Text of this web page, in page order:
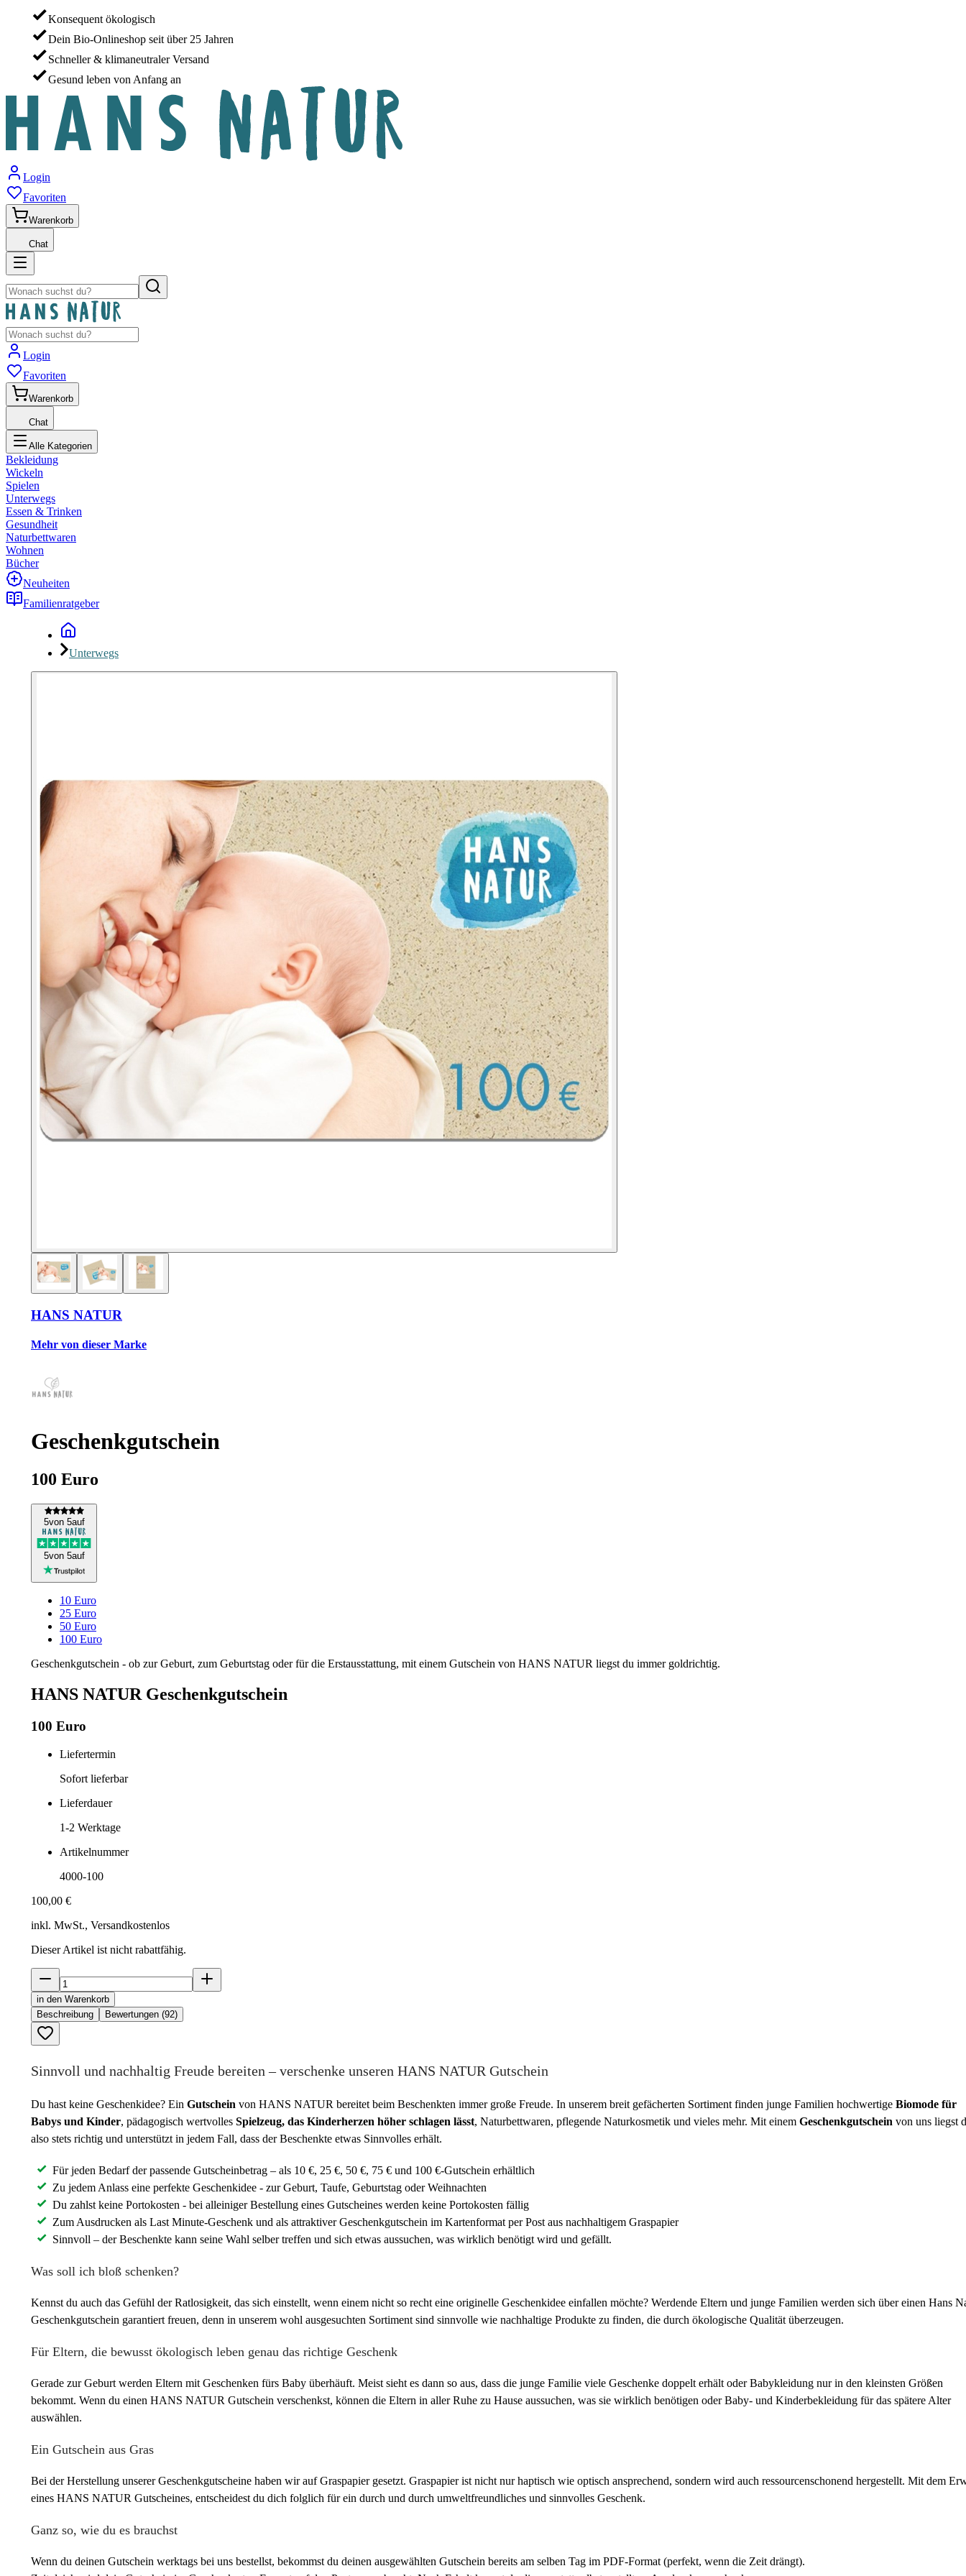
Konsequent ökologisch
Dein Bio-Onlineshop seit über 25 Jahren
Schneller & klimaneutraler Versand
Gesund leben von Anfang an
Login
Favoriten
Warenkorb
Chat
Login
Favoriten
Warenkorb
Chat
Alle Kategorien
Bekleidung
Wickeln
Spielen
Unterwegs
Essen & Trinken
Gesundheit
Naturbettwaren
Wohnen
Bücher
Neuheiten
Familienratgeber
Unterwegs
HANS NATUR
Mehr von dieser Marke
Geschenkgutschein
100 Euro
5von 5auf
5von 5auf
10 Euro
25 Euro
50 Euro
100 Euro
Geschenkgutschein - ob zur Geburt, zum Geburtstag oder für die Erstausstattung, mit einem Gutschein von HANS NATUR liegst du immer goldrichtig.
HANS NATUR Geschenkgutschein
100 Euro
Liefertermin
Sofort lieferbar
Lieferdauer
1-2 Werktage
Artikelnummer
4000-100
100,00 €
inkl. MwSt., Versandkostenlos
Dieser Artikel ist nicht rabattfähig.
in den Warenkorb
Beschreibung
Bewertungen (92)
Sinnvoll und nachhaltig Freude bereiten – verschenke unseren HANS NATUR Gutschein
Du hast keine Geschenkidee? Ein Gutschein von HANS NATUR bereitet beim Beschenkten immer große Freude. In unserem breit gefächerten Sortiment finden junge Familien hochwertige Biomode für
Babys und Kinder, pädagogisch wertvolles Spielzeug, das Kinderherzen höher schlagen lässt, Naturbettwaren, pflegende Naturkosmetik und vieles mehr. Mit einem Geschenkgutschein von uns liegst
also stets richtig und unterstützt in jedem Fall, dass der Beschenkte etwas Sinnvolles erhält.
Für jeden Bedarf der passende Gutscheinbetrag – als 10 €, 25 €, 50 €, 75 € und 100 €-Gutschein erhältlich
Zu jedem Anlass eine perfekte Geschenkidee - zur Geburt, Taufe, Geburtstag oder Weihnachten
Du zahlst keine Portokosten - bei alleiniger Bestellung eines Gutscheines werden keine Portokosten fällig
Zum Ausdrucken als Last Minute-Geschenk und als attraktiver Geschenkgutschein im Kartenformat per Post aus nachhaltigem Graspapier
Sinnvoll – der Beschenkte kann seine Wahl selber treffen und sich etwas aussuchen, was wirklich benötigt wird und gefällt.
Was soll ich bloß schenken?
Kennst du auch das Gefühl der Ratlosigkeit, das sich einstellt, wenn einem nicht so recht eine originelle Geschenkidee einfallen möchte? Werdende Eltern und junge Familien werden sich über einen Hans
Geschenkgutschein garantiert freuen, denn in unserem wohl ausgesuchten Sortiment sind sinnvolle wie nachhaltige Produkte zu finden, die durch ökologische Qualität überzeugen.
Für Eltern, die bewusst ökologisch leben genau das richtige Geschenk
Gerade zur Geburt werden Eltern mit Geschenken fürs Baby überhäuft. Meist sieht es dann so aus, dass die junge Familie viele Geschenke doppelt erhält oder Babykleidung nur in den kleinsten Größen
bekommt. Wenn du einen HANS NATUR Gutschein verschenkst, können die Eltern in aller Ruhe zu Hause aussuchen, was sie wirklich benötigen oder Baby- und Kinderbekleidung für das spätere Alter
auswählen.
Ein Gutschein aus Gras
Bei der Herstellung unserer Geschenkgutscheine haben wir auf Graspapier gesetzt. Graspapier ist nicht nur haptisch wie optisch ansprechend, sondern wird auch ressourcenschonend hergestellt. Mit dem
eines HANS NATUR Gutscheines, entscheidest du dich folglich für ein durch und durch umweltfreundliches und sinnvolles Geschenk.
Ganz so, wie du es brauchst
Wenn du deinen Gutschein werktags bei uns bestellst, bekommst du deinen ausgewählten Gutschein bereits am selben Tag im PDF-Format (perfekt, wenn die Zeit drängt).